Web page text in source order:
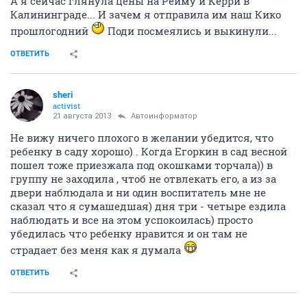
Калининграде... И зачем я отправила им наш Кико
прошлогодний
Поди посмеялись и выкинули...
ОТВЕТИТЬ
sheri
activist
21 августа 2013 Автоинформатор
Не вижу ничего плохого в желании убедится, что
ребенку в саду хорошо) . Когда Егоркин в сад весной
пошел тоже приезжала под окошками торчала)) в
группу не заходила , чтоб не отвлекать его, а из за
двери наблюдала и ни один воспитатель мне не
сказал что я сумашедшая) дня три - четыре ездила
наблюдать и все на этом успокоилась) просто
убедилась что ребенку нравится и он там не
страдает без меня как я думала
ОТВЕТИТЬ